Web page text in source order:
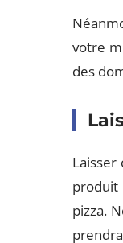
votre
des
Laisser
produit
pizza.